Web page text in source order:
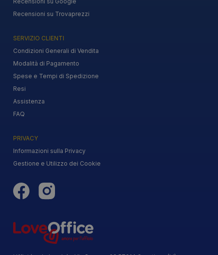
Recensioni su Trovaprezzi
SERVIZIO CLIENTI
Condizioni Generali di Vendita
Modalità di Pagamento
Spese e Tempi di Spedizione
Resi
Assistenza
FAQ
PRIVACY
Informazioni sulla Privacy
Gestione e Utilizzo dei Cookie